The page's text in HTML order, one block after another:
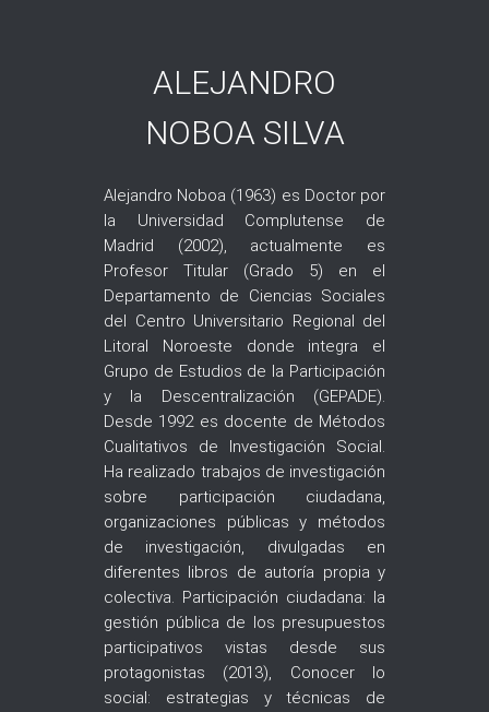
ALEJANDRO
NOBOA SILVA
Alejandro Noboa (1963) es Doctor por
la Universidad Complutense de
Madrid (2002), actualmente es
Profesor Titular (Grado 5) en el
Departamento de Ciencias Sociales
del Centro Universitario Regional del
Litoral Noroeste donde integra el
Grupo de Estudios de la Participación
y la Descentralización (GEPADE).
Desde 1992 es docente de Métodos
Cualitativos de Investigación Social.
Ha realizado trabajos de investigación
sobre participación ciudadana,
organizaciones públicas y métodos
de investigación, divulgadas en
diferentes libros de autoría propia y
colectiva. Participación ciudadana: la
gestión pública de los presupuestos
participativos vistas desde sus
protagonistas (2013), Conocer lo
social: estrategias y técnicas de